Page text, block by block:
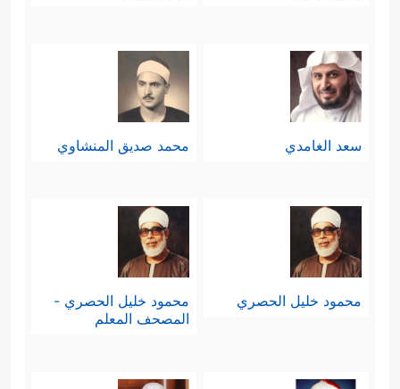
سعد الغامدي محمد صديق المنشاوي
محمود خليل الحصري
محمود خليل الحصري -
المصحف المعلم